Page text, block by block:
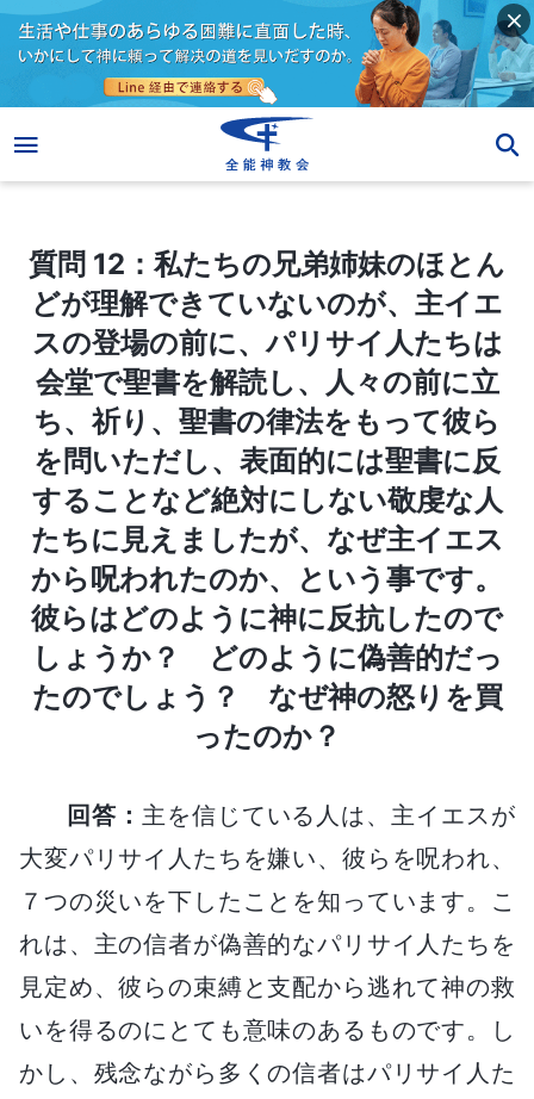
質問 12：私たちの兄弟姉妹のほとん
どが理解できていないのが、主イエ
スの登場の前に、パリサイ人たちは
会堂で聖書を解読し、人々の前に立
ち、祈り、聖書の律法をもって彼ら
を問いただし、表面的には聖書に反
することなど絶対にしない敬虔な人
たちに見えましたが、なぜ主イエス
から呪われたのか、という事です。
彼らはどのように神に反抗したので
しょうか？ どのように偽善的だっ
たのでしょう？ なぜ神の怒りを買
ったのか？
回答： 主を信じている人は、主イエスが
大変パリサイ人たちを嫌い、彼らを呪われ、
７つの災いを下したことを知っています。こ
れは、主の信者が偽善的なパリサイ人たちを
見定め、彼らの束縛と支配から逃れて神の救
いを得るのにとても意味のあるものです。し
かし、残念ながら多くの信者はパリサイ人た